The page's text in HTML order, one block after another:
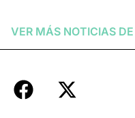
VER MÁS NOTICIAS DE